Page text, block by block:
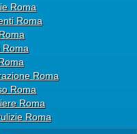
Roma
Roma
Roma
Roma
Roma
Roma
Roma